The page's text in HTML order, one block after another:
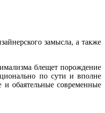
замысла, а также
блещет порождение
по сути и вполне
и обаятельные современные